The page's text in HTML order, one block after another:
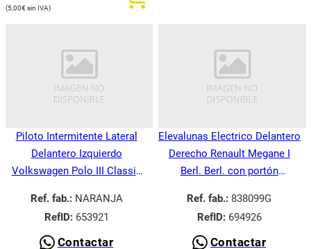
5,00€
Piloto Intermitente Lateral
Delantero Izquierdo
Volkswagen Polo III Classic
Ref. fab.:NARANJA
RefID:653921
Contactar
Elevalunas Electrico Delantero
Derecho Renault Megane I
Berl. Berl. con portón
Ref. fab.: 838099G
RefID:694926
Contactar